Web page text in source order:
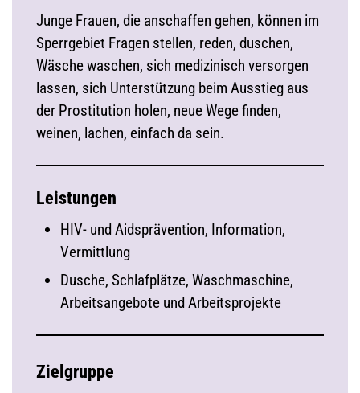
Junge Frauen, die anschaffen gehen, können im
Sperrgebiet Fragen stellen, reden, duschen,
Wäsche waschen, sich medizinisch versorgen
lassen, sich Unterstützung beim Ausstieg aus
der Prostitution holen, neue Wege finden,
weinen, lachen, einfach da sein.
Leistungen
HIV- und Aidsprävention, Information,
Vermittlung
Dusche, Schlafplätze, Waschmaschine,
Arbeitsangebote und Arbeitsprojekte
Zielgruppe